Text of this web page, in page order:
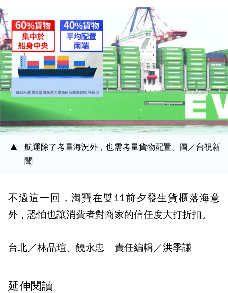
航運除了考量海況外，也需考量貨物配置。圖／台視新
聞
不過這一回，淘寶在雙11前夕發生貨櫃落海意
外，恐怕也讓消費者對商家的信任度大打折扣。
台北／林品瑄、饒永忠 責任編輯／洪季謙
延伸閱讀